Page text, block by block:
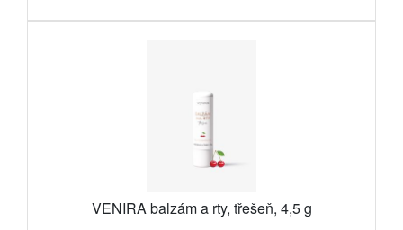
VENIRA balzám a rty, třešeň, 4,5 g